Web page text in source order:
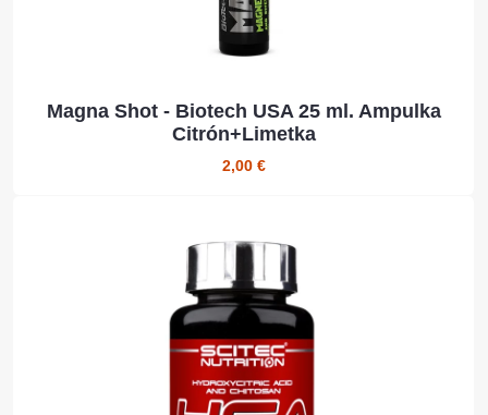
Magna Shot - Biotech USA 25 ml. Ampulka
Citrón+Limetka
2,00 €